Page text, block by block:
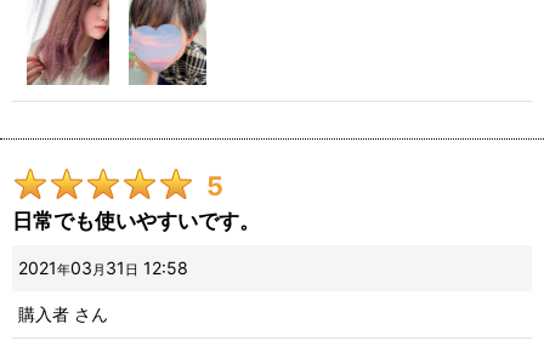
5
日常でも使いやすいです。
2021年03 月 31 日 12:58
購入者 さん